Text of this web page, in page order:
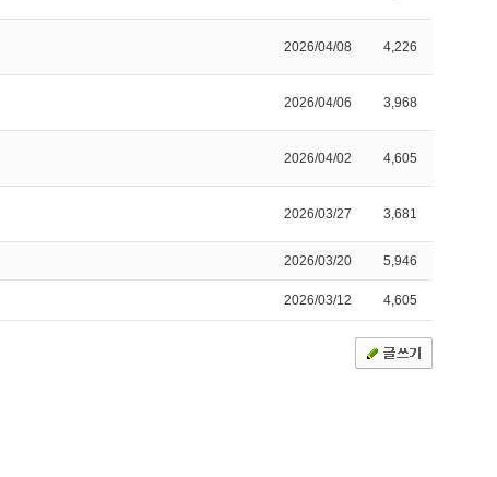
2026/04/08 4,226
2026/04/06 3,968
2026/04/02 4,605
2026/03/27 3,681
2026/03/20 5,946
2026/03/12 4,605